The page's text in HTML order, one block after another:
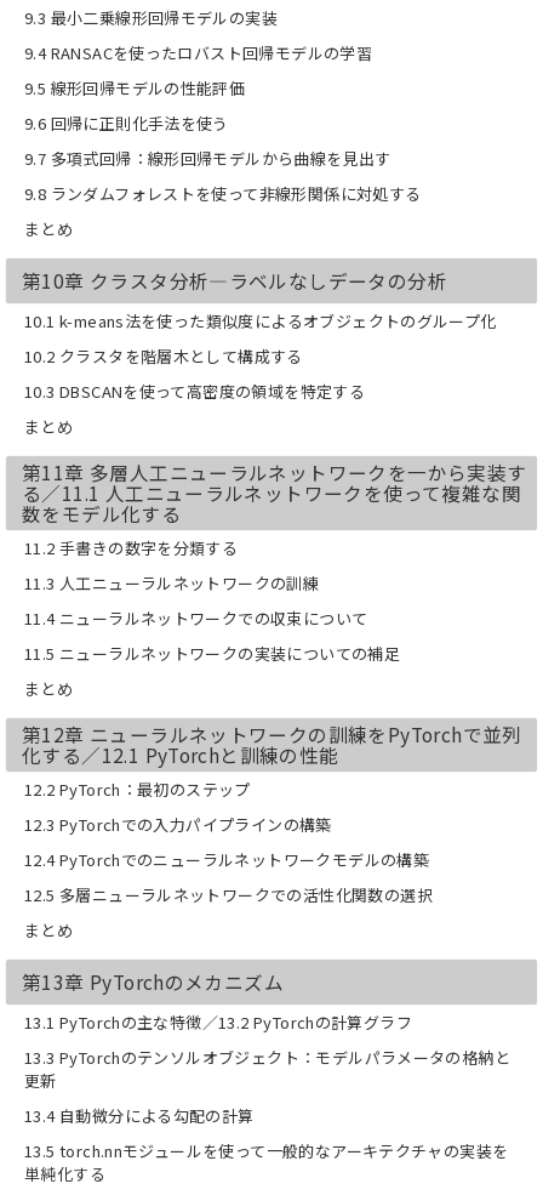
9.3 最小二乗線形回帰モデルの実装
9.4 RANSACを使ったロバスト回帰モデルの学習
9.5 線形回帰モデルの性能評価
9.6 回帰に正則化手法を使う
9.7 多項式回帰：線形回帰モデルから曲線を見出す
9.8 ランダムフォレストを使って非線形関係に対処する
まとめ
第10章 クラスタ分析―ラベルなしデータの分析
10.1 k-means法を使った類似度によるオブジェクトのグループ化
10.2 クラスタを階層木として構成する
10.3 DBSCANを使って高密度の領域を特定する
まとめ
第11章 多層人工ニューラルネットワークを一から実装す
る／11.1 人工ニューラルネットワークを使って複雑な関
数をモデル化する
11.2 手書きの数字を分類する
11.3 人工ニューラルネットワークの訓練
11.4 ニューラルネットワークでの収束について
11.5 ニューラルネットワークの実装についての補足
まとめ
第12章 ニューラルネットワークの訓練をPyTorchで並列
化する／12.1 PyTorchと訓練の性能
12.2 PyTorch：最初のステップ
12.3 PyTorchでの入力パイプラインの構築
12.4 PyTorchでのニューラルネットワークモデルの構築
12.5 多層ニューラルネットワークでの活性化関数の選択
まとめ
第13章 PyTorchのメカニズム
13.1 PyTorchの主な特徴／13.2 PyTorchの計算グラフ
13.3 PyTorchのテンソルオブジェクト：モデルパラメータの格納と
更新
13.4 自動微分による勾配の計算
13.5 torch.nnモジュールを使って一般的なアーキテクチャの実装を
単純化する